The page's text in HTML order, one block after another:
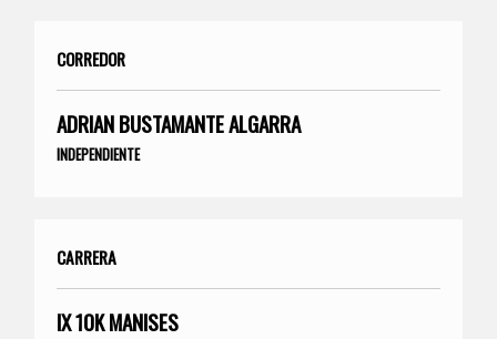
CORREDOR
ADRIAN BUSTAMANTE ALGARRA
INDEPENDIENTE
CARRERA
IX 10K MANISES